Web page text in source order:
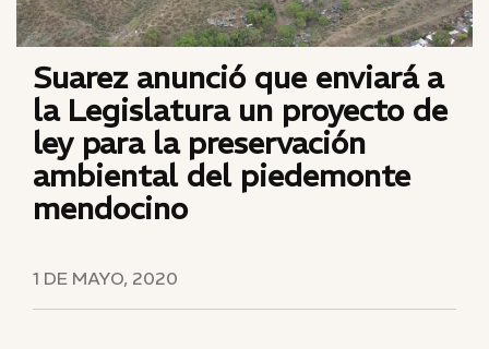
Suarez anunció que enviará a
la Legislatura un proyecto de
ley para la preservación
ambiental del piedemonte
mendocino
1 DE MAYO, 2020